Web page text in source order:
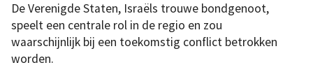
De Verenigde Staten, Israëls trouwe bondgenoot,
speelt een centrale rol in de regio en zou
waarschijnlijk bij een toekomstig conflict betrokken
worden.